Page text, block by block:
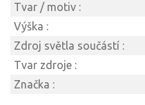
Tvar / motiv :
Výška :
Zdroj světla součástí :
Tvar zdroje :
Značka :